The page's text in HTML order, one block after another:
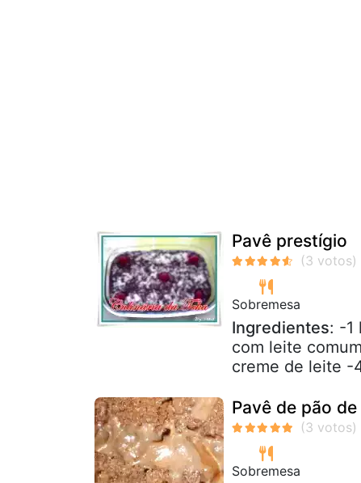
Pavê prestígio
Sobremesa
Ingredientes: -1
com leite
creme de leite -
Pavê de pão de
Sobremesa